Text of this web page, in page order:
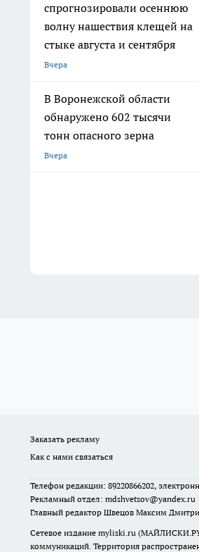
спрогнозировали осеннюю
волну нашествия клещей на
стыке августа и сентября
Вчера
В Воронежской области
обнаружено 602 тысячи
тонн опасного зерна
Вчера
Заказать рекламу
Как с нами связаться
Телефон редакции: 89220866202,
Рекламный отдел: mdshvetsov@yandex.ru
Главный редактор Швецов Максим
Сетевое издание myliski.ru
коммуникаций. Территория